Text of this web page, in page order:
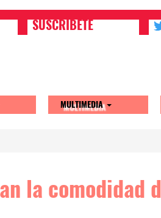
SUSCRIBETE
MULTIMEDIA
la comodidad